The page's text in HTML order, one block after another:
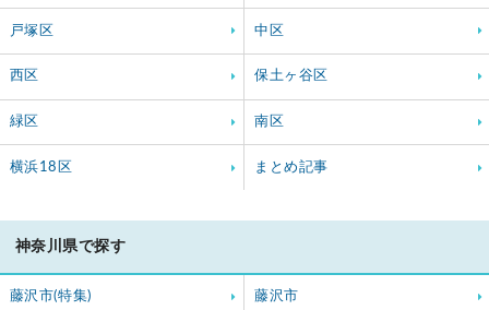
戸塚区 中区
西区 保土ヶ谷区
緑区 南区
横浜18区 まとめ記事
神奈川県で探す
藤沢市(特集) 藤沢市